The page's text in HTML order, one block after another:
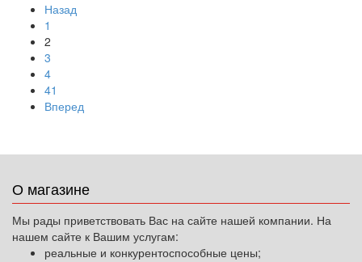
Назад
1
2
3
4
41
Вперед
О магазине
Мы рады приветствовать Вас на сайте нашей компании. На
нашем сайте к Вашим услугам:
реальные и конкурентоспособные цены;